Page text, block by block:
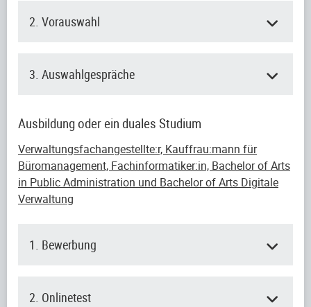
2. Vorauswahl
3. Auswahlgespräche
Ausbildung oder ein duales Studium
Verwaltungsfachangestellte:r, Kauffrau:mann für
Büromanagement, Fachinformatiker:in, Bachelor of Arts
in Public Administration und Bachelor of Arts Digitale
Verwaltung
1. Bewerbung
2. Onlinetest